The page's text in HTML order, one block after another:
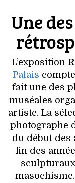
Une
L’exposition
Palais
fait une des
muséales
artiste. La
photographe
du début des
fin des